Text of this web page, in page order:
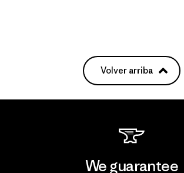
Volver arriba
We guarantee